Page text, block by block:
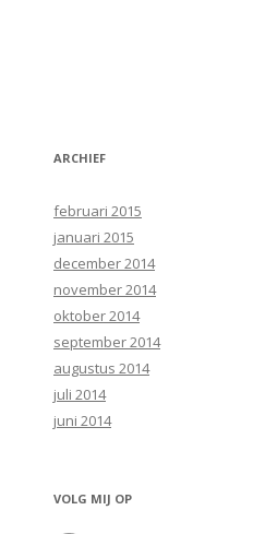
ARCHIEF
februari 2015
januari 2015
december 2014
november 2014
oktober 2014
september 2014
augustus 2014
juli 2014
juni 2014
VOLG MIJ OP